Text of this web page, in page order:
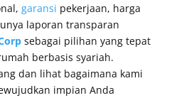
garansi pekerjaan, harga
laporan transparan
sebagai pilihan yang tepat
berbasis syariah.
dan lihat bagaimana kami
impian Anda